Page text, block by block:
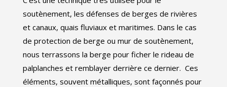
soutènement, les défenses de berges de rivières
et canaux, quais fluviaux et maritimes. Dans le cas
de protection de berge ou mur de soutènement,
nous terrassons la berge pour ficher le rideau de
palplanches et remblayer derrière ce dernier. Ces
éléments, souvent métalliques, sont façonnés pour